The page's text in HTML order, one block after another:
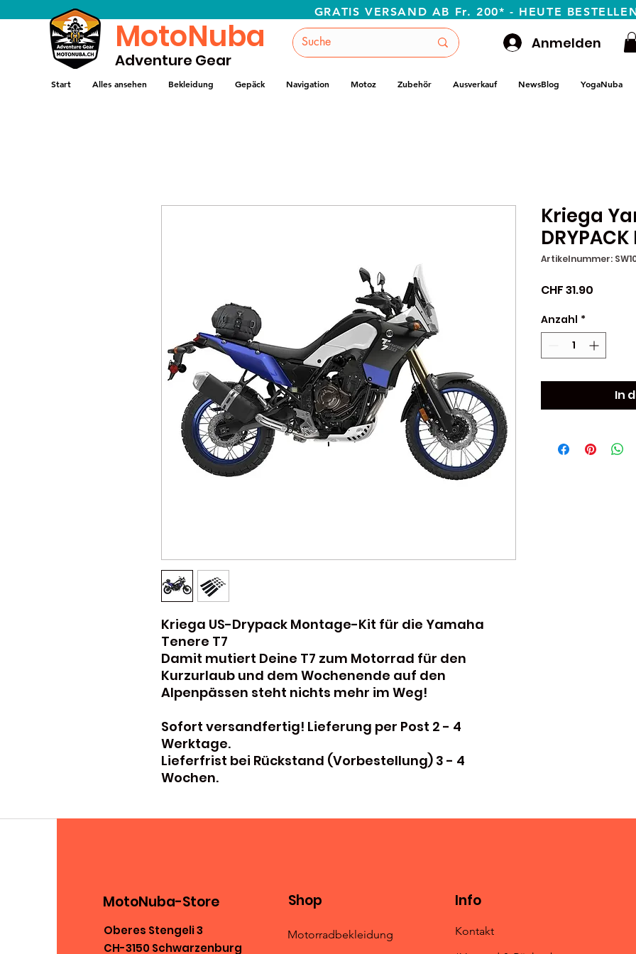
GRATIS VERSAND AB Fr. 200* - HEUTE
MotoNuba
Adventure Gear
Anmelden
Start Alles ansehen Bekleidung Gepäck Navigation Motoz Zubehör Ausverkauf NewsBlog YogaNuba
Kriega US-Drypack Montage-Kit für die Yamaha
Tenere T7
Damit mutiert Deine T7 zum Motorrad für den
Kurzurlaub und dem Wochenende auf den
Alpenpässen steht nichts mehr im Weg!
Sofort versandfertig! Lieferung per Post 2 - 4
Werktage.
Lieferfrist bei Rückstand (Vorbestellung) 3 - 4
Wochen.
Kriega
Artikelnummer:
CHF 31.90
Anzahl *
In
MotoNuba-Store
Oberes Stengeli 3
CH-3150 Schwarzenburg
Shop
Motorradbekleidung
Info
Kontakt